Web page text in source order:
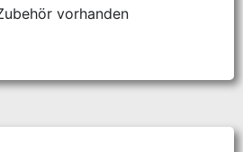
vorhanden